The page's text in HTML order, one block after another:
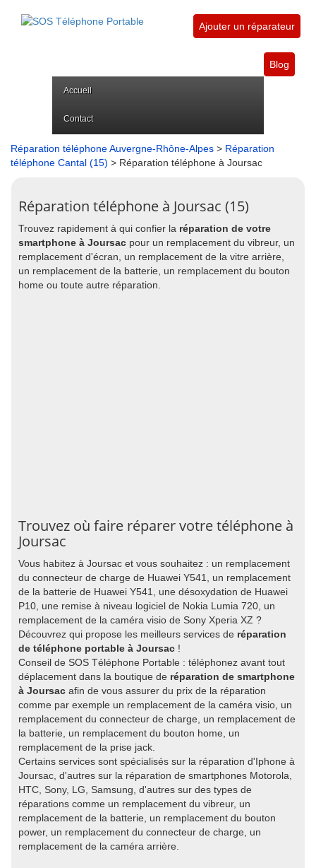
Ajouter un réparateur
Blog
Accueil
Contact
Réparation téléphone Auvergne-Rhône-Alpes > Réparation
téléphone Cantal (15) > Réparation téléphone à Joursac
Réparation téléphone à Joursac (15)
Trouvez rapidement à qui confier la réparation de votre
smartphone à Joursac pour un remplacement du vibreur, un
remplacement d'écran, un remplacement de la vitre arrière,
un remplacement de la batterie, un remplacement du bouton
home ou toute autre réparation.
Trouvez où faire réparer votre téléphone à
Joursac
Vous habitez à Joursac et vous souhaitez : un remplacement
du connecteur de charge de Huawei Y541, un remplacement
de la batterie de Huawei Y541, une désoxydation de Huawei
P10, une remise à niveau logiciel de Nokia Lumia 720, un
remplacement de la caméra visio de Sony Xperia XZ ?
Découvrez qui propose les meilleurs services de réparation
de téléphone portable à Joursac !
Conseil de SOS Téléphone Portable : téléphonez avant tout
déplacement dans la boutique de réparation de smartphone
à Joursac afin de vous assurer du prix de la réparation
comme par exemple un remplacement de la caméra visio, un
remplacement du connecteur de charge, un remplacement de
la batterie, un remplacement du bouton home, un
remplacement de la prise jack.
Certains services sont spécialisés sur la réparation d'Iphone à
Joursac, d'autres sur la réparation de smartphones Motorola,
HTC, Sony, LG, Samsung, d'autres sur des types de
réparations comme un remplacement du vibreur, un
remplacement de la batterie, un remplacement du bouton
power, un remplacement du connecteur de charge, un
remplacement de la caméra arrière.